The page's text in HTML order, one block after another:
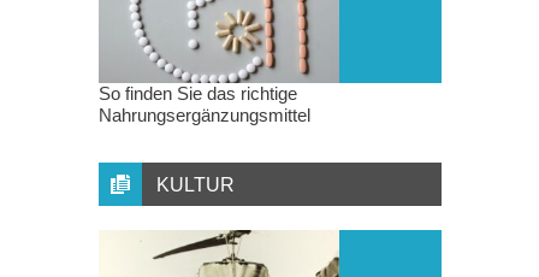
So finden Sie das richtige
Nahrungsergänzungsmittel
KULTUR